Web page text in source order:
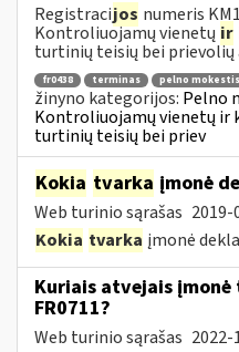
Registracijos numeris
Kontroliuojamų vienetų ir
turtinių teisių bei prievolių
fr0438 terminas pelno mokestis
žinyno kategorijos: Pelno
Kontroliuojamų vienetų ir
turtinių teisių bei priev
Kokia tvarka įmonė
Web turinio sąrašas 2019-
Kokia tvarka įmonė
Kuriais atvejais
FR0711?
Web turinio sąrašas 2022-